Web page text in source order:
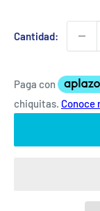
Cantidad: